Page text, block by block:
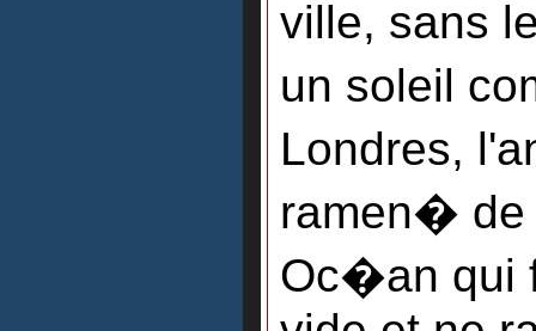
ville, sans
un soleil
Londres,
ramen�
Oc�an qui